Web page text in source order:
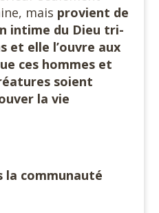
mais provient de
intime du Dieu tri-
et elle l’ouvre aux
ces hommes et
soient
la vie
la communauté